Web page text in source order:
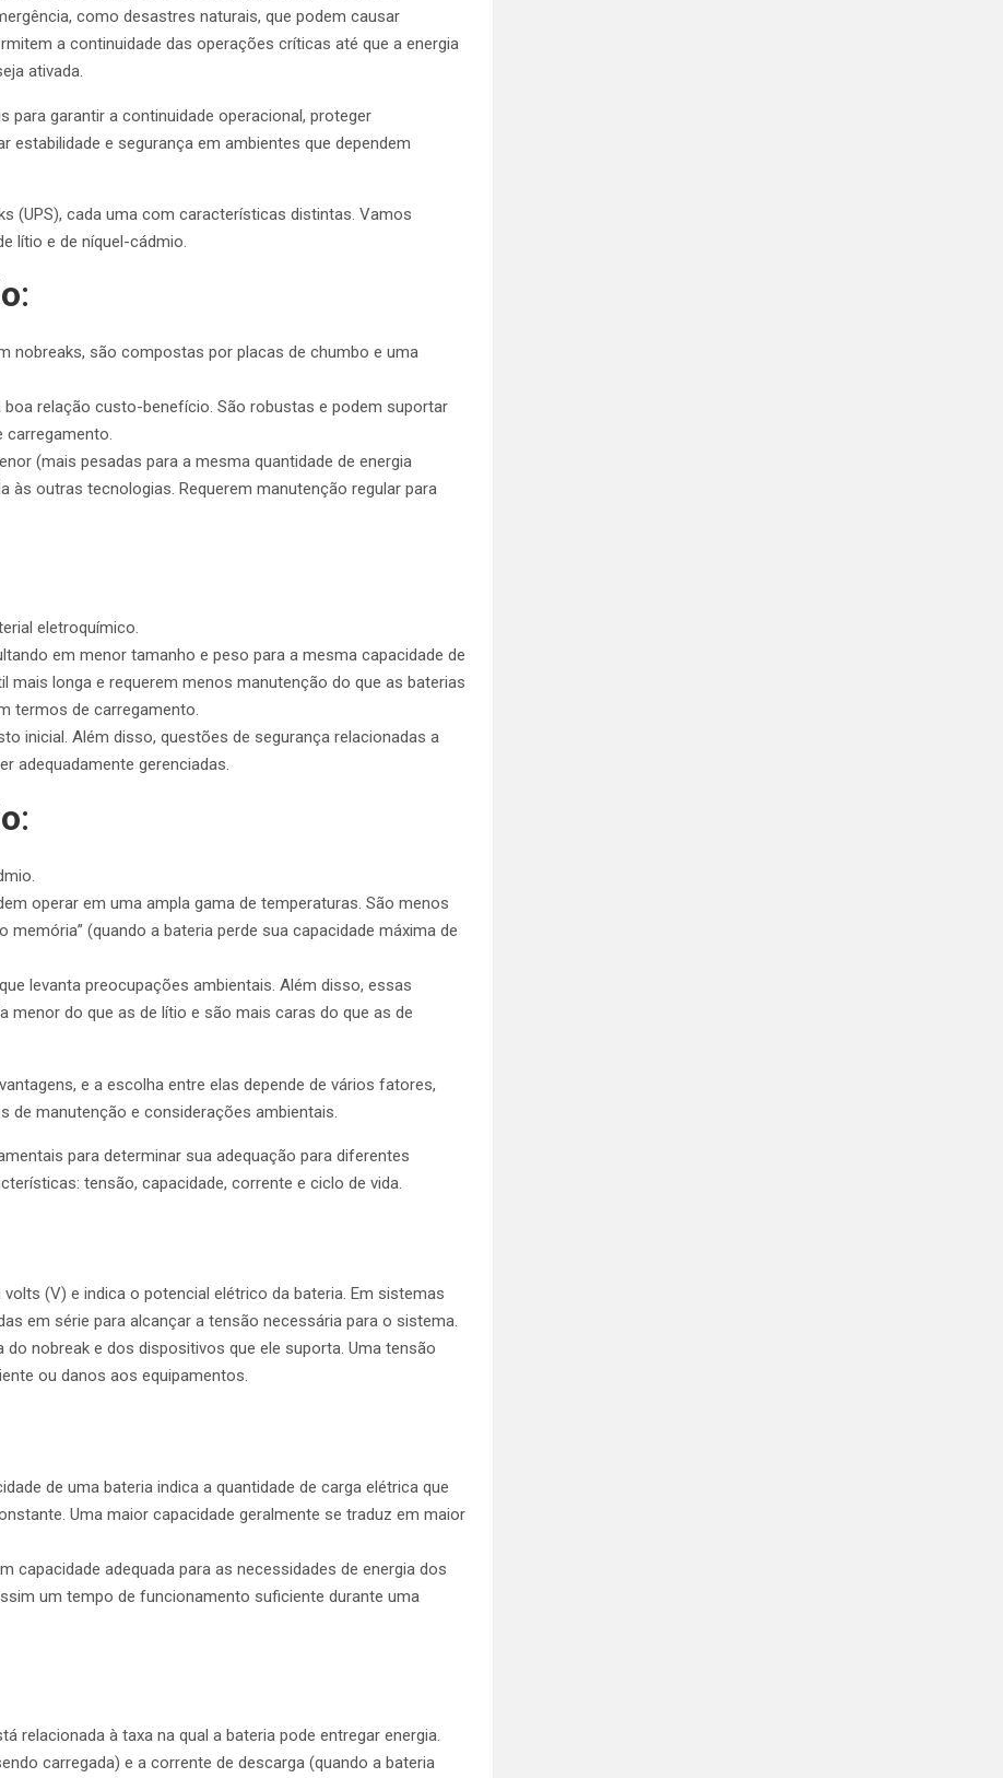
como desastres naturais, que podem causar
a continuidade das operações críticas até que a energia
ativada.
para garantir a continuidade operacional, proteger
e segurança em ambientes que dependem
(UPS), cada uma com características distintas. Vamos
lítio e de níquel-cádmio.
:
nobreaks, são compostas por placas de chumbo e uma
relação custo-benefício. São robustas e podem suportar
carregamento.
(mais pesadas para a mesma quantidade de energia
às outras tecnologias. Requerem manutenção regular para
eletroquímico.
em menor tamanho e peso para a mesma capacidade de
mais longa e requerem menos manutenção do que as baterias
termos de carregamento.
inicial. Além disso, questões de segurança relacionadas a
adequadamente gerenciadas.
:
operar em uma ampla gama de temperaturas. São menos
(quando a bateria perde sua capacidade máxima de
levanta preocupações ambientais. Além disso, essas
menor do que as de lítio e são mais caras do que as de
e a escolha entre elas depende de vários fatores,
de manutenção e considerações ambientais.
para determinar sua adequação para diferentes
tensão, capacidade, corrente e ciclo de vida.
(V) e indica o potencial elétrico da bateria. Em sistemas
em série para alcançar a tensão necessária para o sistema.
nobreak e dos dispositivos que ele suporta. Uma tensão
ou danos aos equipamentos.
de uma bateria indica a quantidade de carga elétrica que
Uma maior capacidade geralmente se traduz em maior
capacidade adequada para as necessidades de energia dos
um tempo de funcionamento suficiente durante uma
relacionada à taxa na qual a bateria pode entregar energia.
carregada) e a corrente de descarga (quando a bateria